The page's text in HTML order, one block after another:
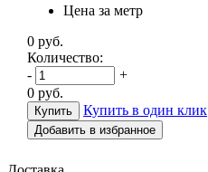
Цена за метр
0 руб.
Количество:
-
+
0 руб.
Купить в один клик
Добавить в избранное